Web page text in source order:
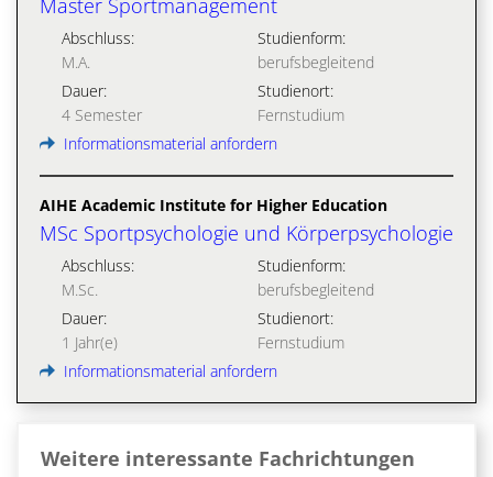
Master Sportmanagement
Abschluss:
M.A.
Studienform:
berufsbegleitend
Dauer:
4 Semester
Studienort:
Fernstudium
Informationsmaterial anfordern
AIHE Academic Institute for Higher Education
MSc Sportpsychologie und Körperpsychologie
Abschluss:
M.Sc.
Studienform:
berufsbegleitend
Dauer:
1 Jahr(e)
Studienort:
Fernstudium
Informationsmaterial anfordern
Weitere interessante Fachrichtungen